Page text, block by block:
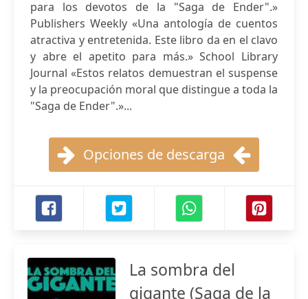
para los devotos de la "Saga de Ender".»
Publishers Weekly «Una antología de cuentos
atractiva y entretenida. Este libro da en el clavo
y abre el apetito para más.» School Library
Journal «Estos relatos demuestran el suspense
y la preocupación moral que distingue a toda la
"Saga de Ender".»...
Opciones de descarga
La sombra del
gigante (Saga de la